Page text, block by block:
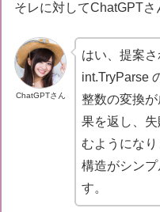
そレに対してChatGPTさ
ChatGPTさん
はい、提案さ
int.TryParse
整数の変換
果を返し、
むようにな
構造がシン
す。